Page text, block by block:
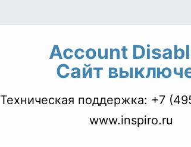
Account
Сайт
Техническая поддержка: +7
www.inspiro.ru